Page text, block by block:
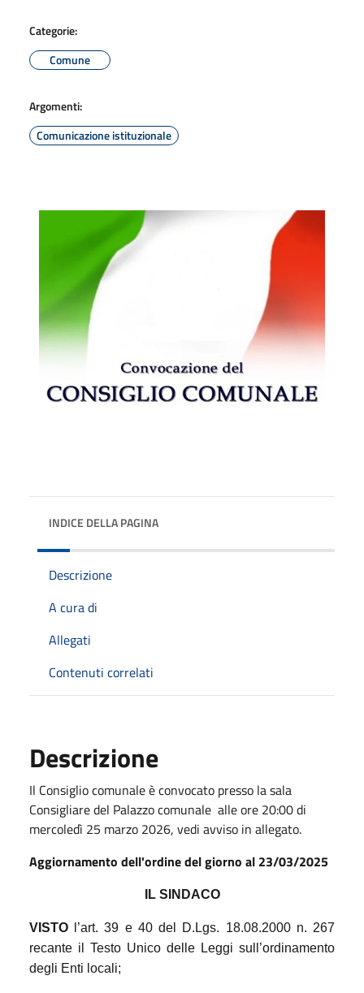
Categorie:
Comune
Argomenti:
Comunicazione istituzionale
INDICE DELLA PAGINA
Descrizione
A cura di
Allegati
Contenuti correlati
Descrizione
Il Consiglio comunale è convocato presso la sala
Consigliare del Palazzo comunale alle ore 20:00 di
mercoledì 25 marzo 2026, vedi avviso in allegato.
Aggiornamento dell'ordine del giorno al 23/03/2025
IL SINDACO
VISTO
l’art. 39 e 40 del D.Lgs. 18.08.2000 n. 267
recante il Testo Unico delle Leggi sull’ordinamento
degli Enti locali;